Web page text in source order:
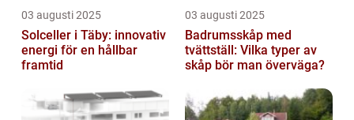
03 augusti 2025
Solceller i Täby: innovativ
energi för en hållbar
framtid
03 augusti 2025
Badrumsskåp med
tvättställ: Vilka typer av
skåp bör man överväga?